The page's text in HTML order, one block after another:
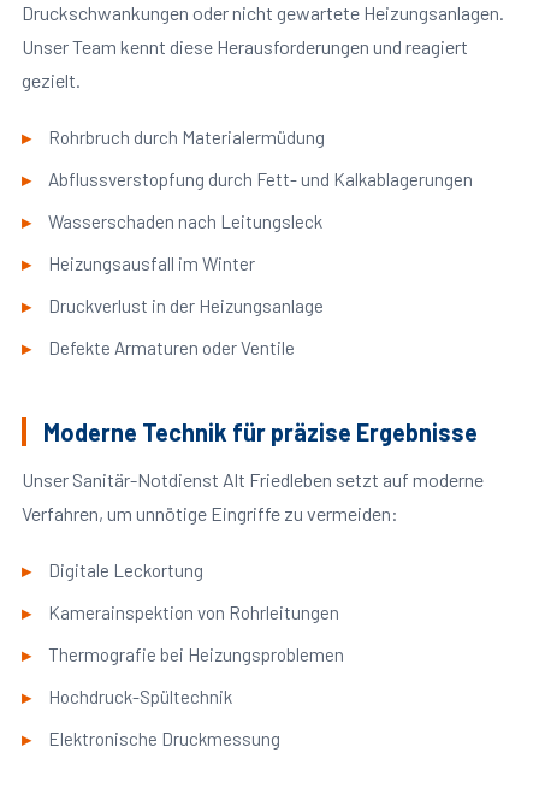
Druckschwankungen oder nicht gewartete Heizungsanlagen.
Unser Team kennt diese Herausforderungen und reagiert
gezielt.
Rohrbruch durch Materialermüdung
Abflussverstopfung durch Fett- und Kalkablagerungen
Wasserschaden nach Leitungsleck
Heizungsausfall im Winter
Druckverlust in der Heizungsanlage
Defekte Armaturen oder Ventile
Moderne Technik für präzise Ergebnisse
Unser Sanitär-Notdienst Alt Friedleben setzt auf moderne
Verfahren, um unnötige Eingriffe zu vermeiden:
Digitale Leckortung
Kamerainspektion von Rohrleitungen
Thermografie bei Heizungsproblemen
Hochdruck-Spültechnik
Elektronische Druckmessung